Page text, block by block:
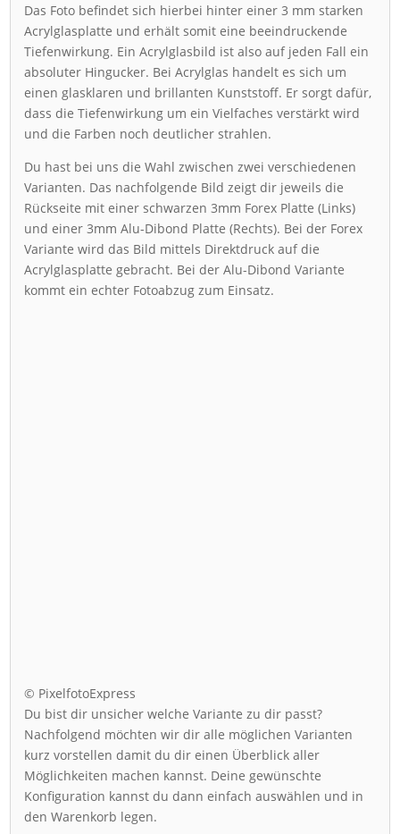
Das Foto befindet sich hierbei hinter einer 3 mm starken
Acrylglasplatte und erhält somit eine beeindruckende
Tiefenwirkung. Ein Acrylglasbild ist also auf jeden Fall ein
absoluter Hingucker. Bei Acrylglas handelt es sich um
einen glasklaren und brillanten Kunststoff. Er sorgt dafür,
dass die Tiefenwirkung um ein Vielfaches verstärkt wird
und die Farben noch deutlicher strahlen.
Du hast bei uns die Wahl zwischen zwei verschiedenen
Varianten. Das nachfolgende Bild zeigt dir jeweils die
Rückseite mit einer schwarzen 3mm Forex Platte (Links)
und einer 3mm Alu-Dibond Platte (Rechts). Bei der Forex
Variante wird das Bild mittels Direktdruck auf die
Acrylglasplatte gebracht. Bei der Alu-Dibond Variante
kommt ein echter Fotoabzug zum Einsatz.
© PixelfotoExpress
Du bist dir unsicher welche Variante zu dir passt?
Nachfolgend möchten wir dir alle möglichen Varianten
kurz vorstellen damit du dir einen Überblick aller
Möglichkeiten machen kannst. Deine gewünschte
Konfiguration kannst du dann einfach auswählen und in
den Warenkorb legen.